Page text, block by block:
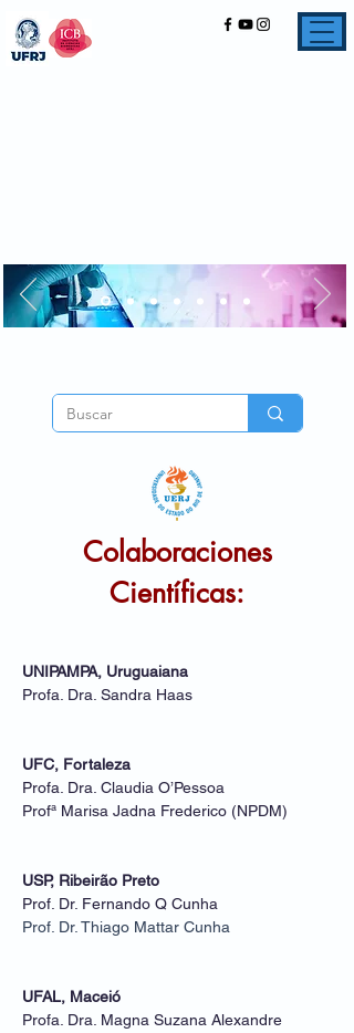
Colaboraciones
Científicas:
UNIPAMPA, Uruguaiana
Profa. Dra. Sandra Haas
UFC, Fortaleza
Profa. Dra. Claudia O’Pessoa
Profª Marisa Jadna Frederico (NPDM)
USP, Ribeirão Preto
Prof. Dr. Fernando Q Cunha
Prof. Dr. Thiago Mattar Cunha
UFAL, Maceió
Profa. Dra. Magna Suzana Alexandre